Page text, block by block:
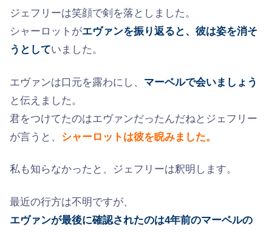
ジェフリーは笑顔で剣を落としました。
シャーロットがエヴァンを振り返ると、彼は姿を消そ
うとしていました。
エヴァンは口元を露わにし、 マーベルで会いましょう
と伝えました。
君をつけてたのはエヴァンだったんだねとジェフリー
が言うと、 シャーロットは彼を睨みました。
私も知らなかったと、ジェフリーは釈明します。
最近の行方は不明ですが、
エヴァンが最後に確認されたのは4年前のマーベルの